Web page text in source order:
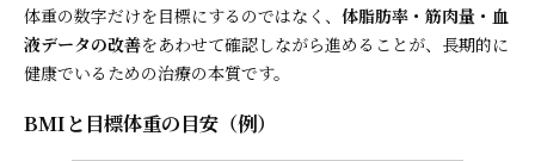
体重の数字だけを目標にするのではなく、 体脂肪率・筋肉量・血
液データの改善をあわせて確認しながら進めることが、長期的に
健康でいるための治療の本質です。
BMIと目標体重の目安（例）